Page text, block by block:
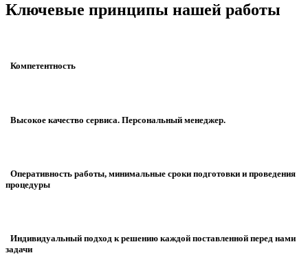
Ключевые принципы нашей работы
Компетентность
Высокое качество сервиса. Персональный менеджер.
Оперативность работы, минимальные сроки подготовки и проведения
процедуры
Индивидуальный подход к решению каждой поставленной перед нами
задачи